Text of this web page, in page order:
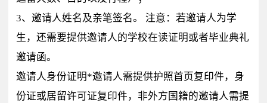
3、邀请人姓名及亲笔签名。 注意：若邀请人为学
生，还需要提供邀请人的学校在读证明或者毕业典礼
邀请函。
邀请人身份证明*邀请人需提供护照首页复印件，身
份证或居留许可证复印件，非外方国籍的邀请人需提